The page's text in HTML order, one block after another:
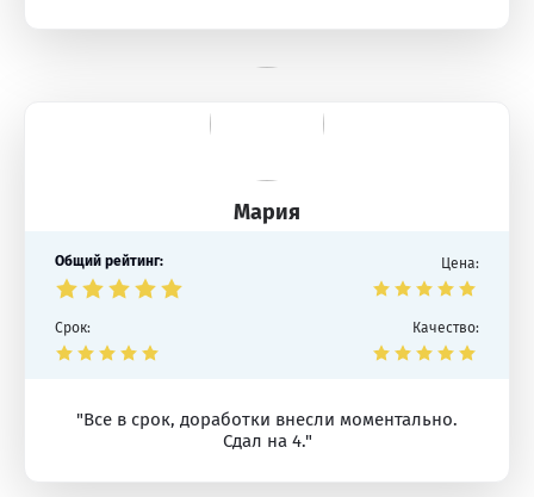
Мария
Общий рейтинг: Цена:
Срок: Качество:
"Все в срок, доработки внесли моментально.
Сдал на 4."